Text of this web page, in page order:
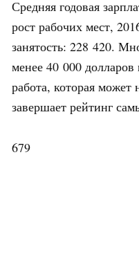
Средняя годовая
рост рабочих мест,
занятость: 228 420.
менее 40 000
работа, которая может
завершает рейтинг
679